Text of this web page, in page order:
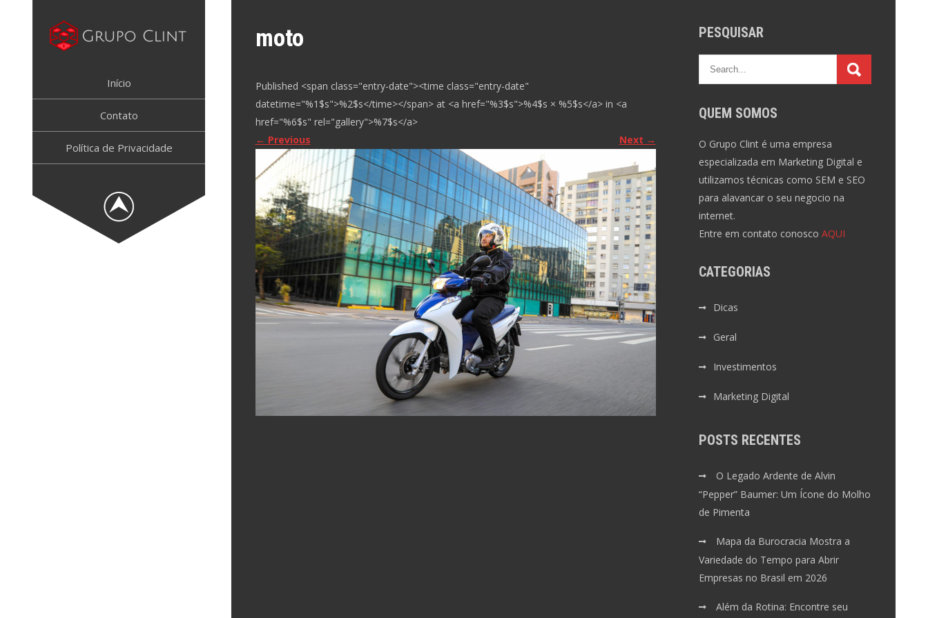
Início
Contato
Política de Privacidade
moto
Published <span class="entry-date"><time class="entry-date"
datetime="%1$s">%2$s</time></span> at <a href="%3$s">%4$s × %5$s</a> in <a
href="%6$s" rel="gallery">%7$s</a>
← Previous Next →
PESQUISAR
QUEM SOMOS
O Grupo Clint é uma empresa
especializada em Marketing Digital e
utilizamos técnicas como SEM e SEO
para alavancar o seu negocio na
internet.
Entre em contato conoscoAQUI
CATEGORIAS
Dicas
Geral
Investimentos
Marketing Digital
POSTS RECENTES
O Legado Ardente de Alvin
“Pepper” Baumer: Um Ícone do Molho
de Pimenta
Mapa da Burocracia Mostra a
Variedade do Tempo para Abrir
Empresas no Brasil em 2026
Além da Rotina: Encontre seu